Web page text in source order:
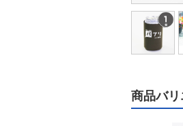
商品バ